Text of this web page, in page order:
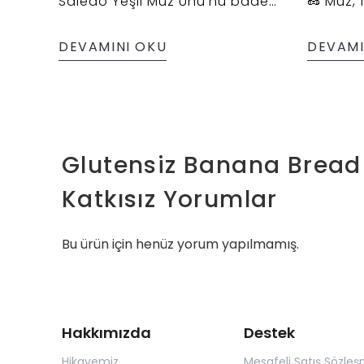
DEVAMINI OKU
keki
Glutensiz Banana Bread
Katkısız Yorumlar
Bu ürün için henüz yorum yapılmamış.
Hakkımızda Destek